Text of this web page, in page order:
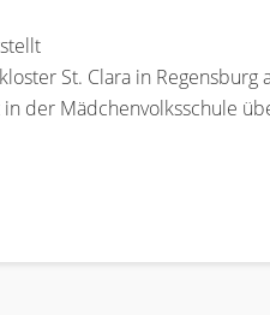
St. Clara in Regensburg
der Mädchenvolksschule